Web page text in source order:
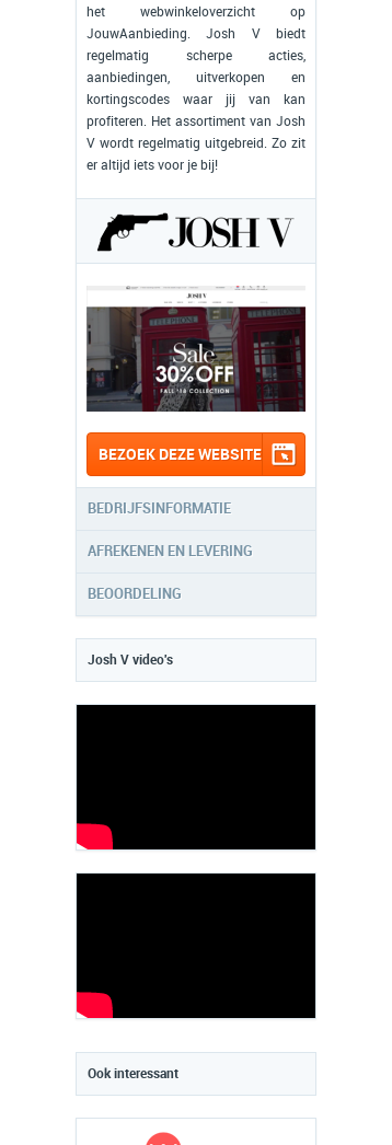
het webwinkeloverzicht op
JouwAanbieding. Josh V biedt
regelmatig scherpe acties,
aanbiedingen, uitverkopen en
kortingscodes waar jij van kan
profiteren. Het assortiment van Josh
V wordt regelmatig uitgebreid. Zo zit
er altijd iets voor je bij!
BEZOEK DEZE WEBSITE
BEDRIJFSINFORMATIE
AFREKENEN EN LEVERING
BEOORDELING
Josh V video's
Ook interessant